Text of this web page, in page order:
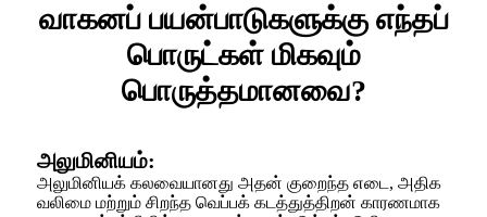
வாகனப் பயன்பாடுகளுக்கு எந்தப்
பொருட்கள் மிகவும்
பொருத்தமானவை?
அலுமினியம்:
அலுமினியக் கலவையானது அதன் குறைந்த எடை, அதிக
வலிமை மற்றும் சிறந்த வெப்பக் கடத்துத்திறன் காரணமாக